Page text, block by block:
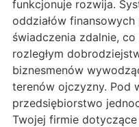
funkcjonuje rozwija.
oddziałów
świadczenia zdalnie,
rozległym
biznesmenów
terenów ojczyzny. Pod
przedsiębiorstwo
Twojej firmie